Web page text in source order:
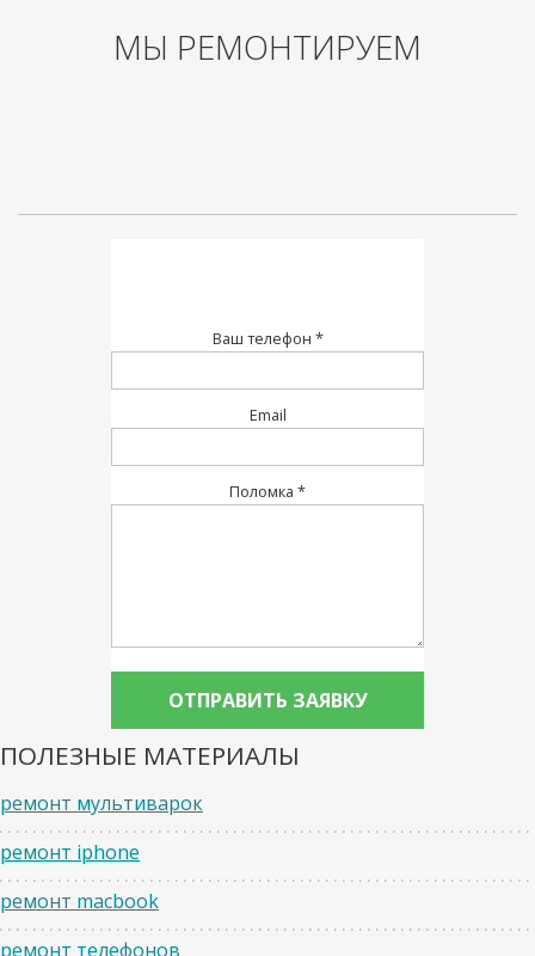
МЫ РЕМОНТИРУЕМ
Ваш телефон *
Email
Поломка *
ПОЛЕЗНЫЕ МАТЕРИАЛЫ
ремонт мультиварок
ремонт iphone
ремонт macbook
ремонт телефонов